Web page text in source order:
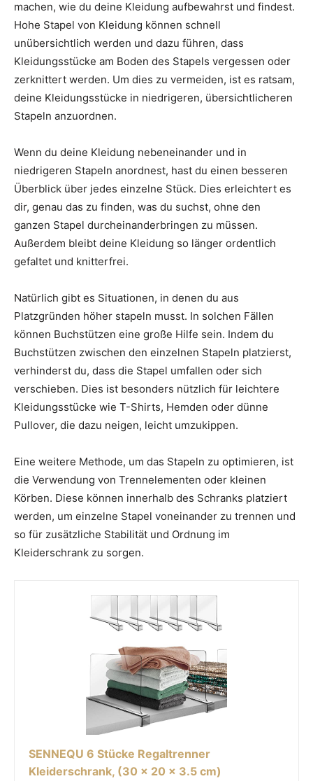
machen, wie du deine Kleidung aufbewahrst und findest.
Hohe Stapel von Kleidung können schnell
unübersichtlich werden und dazu führen, dass
Kleidungsstücke am Boden des Stapels vergessen oder
zerknittert werden. Um dies zu vermeiden, ist es ratsam,
deine Kleidungsstücke in niedrigeren, übersichtlicheren
Stapeln anzuordnen.
Wenn du deine Kleidung nebeneinander und in
niedrigeren Stapeln anordnest, hast du einen besseren
Überblick über jedes einzelne Stück. Dies erleichtert es
dir, genau das zu finden, was du suchst, ohne den
ganzen Stapel durcheinanderbringen zu müssen.
Außerdem bleibt deine Kleidung so länger ordentlich
gefaltet und knitterfrei.
Natürlich gibt es Situationen, in denen du aus
Platzgründen höher stapeln musst. In solchen Fällen
können Buchstützen eine große Hilfe sein. Indem du
Buchstützen zwischen den einzelnen Stapeln platzierst,
verhinderst du, dass die Stapel umfallen oder sich
verschieben. Dies ist besonders nützlich für leichtere
Kleidungsstücke wie T-Shirts, Hemden oder dünne
Pullover, die dazu neigen, leicht umzukippen.
Eine weitere Methode, um das Stapeln zu optimieren, ist
die Verwendung von Trennelementen oder kleinen
Körben. Diese können innerhalb des Schranks platziert
werden, um einzelne Stapel voneinander zu trennen und
so für zusätzliche Stabilität und Ordnung im
Kleiderschrank zu sorgen.
SENNEQU 6 Stücke Regaltrenner
Kleiderschrank, (30 x 20 x 3.5 cm)